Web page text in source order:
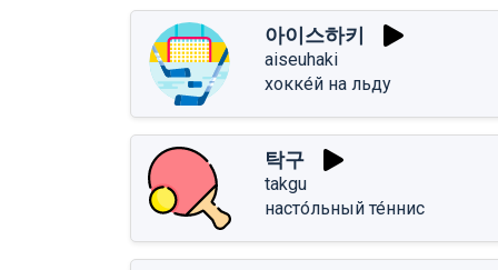
아이스하키
aiseuhaki
хокке́й на льду
탁구
takgu
насто́льный те́ннис